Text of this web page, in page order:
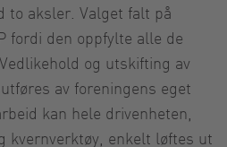
to aksler. Valget falt på
fordi den oppfylte alle de
og utskifting av
av foreningens eget
kan hele drivenheten,
kvernverktøy, enkelt løftes ut